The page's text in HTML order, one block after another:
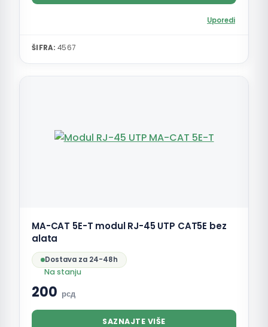
Uporedi
ŠIFRA: 4567
MA-CAT 5E-T modul RJ-45 UTP CAT5E bez
alata
Dostava za 24-48h
Na stanju
200 рсд
SAZNAJTE VIŠE